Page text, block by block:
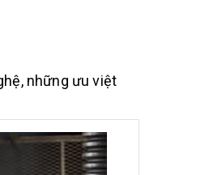
những ưu việt